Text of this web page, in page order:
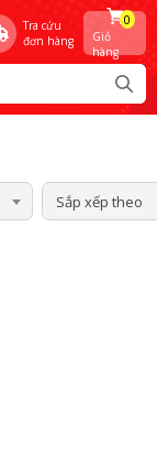
Tra cứu
đơn hàng
Giỏ
hàng
0
Sắp xếp theo